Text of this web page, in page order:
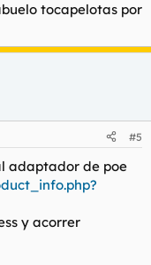
tocapelotas por
#5
adaptador de poe
y acorrer